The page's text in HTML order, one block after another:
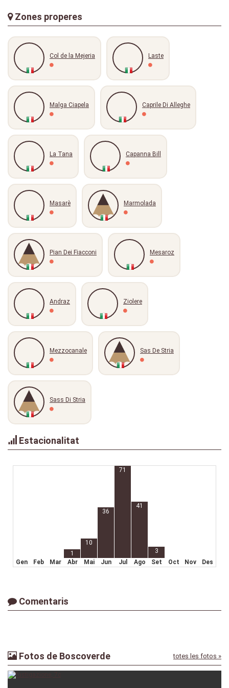
Zones properes
Col de la Mejeria Laste
Malga Ciapela Caprile Di Alleghe
La Tana Capanna Bill
Masarè Marmolada
Pian Dei Fiacconi Mesaroz
Andraz Ziolere
Mezzocanale Sas De Stria
Sass Di Stria
Estacionalitat
1
10
36
71
41
3
Gen
Feb Mar Abr Mai Jun Jul Ago Set Oct Nov Des
Comentaris
Fotos de Boscoverde totes les fotos »